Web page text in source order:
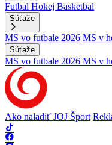
Futbal Hokej Basketbal
Súťaže
MS vo futbale 2026 MS v
Súťaže
MS vo futbale 2026 MS v
Ako naladiť JOJ Šport